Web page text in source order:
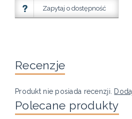
Zapytaj o dostępność
Recenzje
Produkt nie posiada recenzji.
Polecane produkty